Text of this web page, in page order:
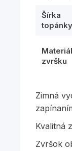
Šírka
zvršku
Zimná
Kvalitná
Zvršok